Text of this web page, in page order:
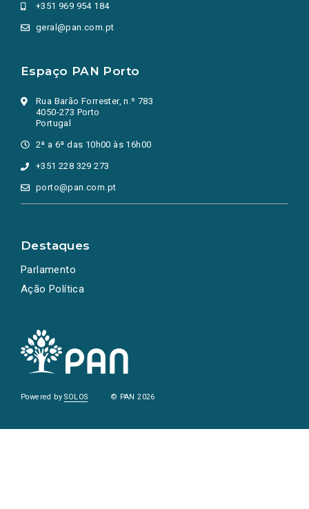
+351 969 954 184
geral@pan.com.pt
Espaço PAN Porto
Rua Barão Forrester, n.º 783
4050-273 Porto
Portugal
2ª a 6ª das 10h00 às 16h00
+351 228 329 273
porto@pan.com.pt
Destaques
Parlamento
Ação Política
Powered bySOLOS © PAN 2026